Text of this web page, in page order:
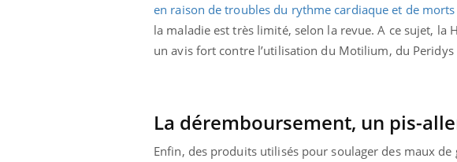
en raison de troubles du rythme cardiaque et de
la maladie est très limité, selon la revue. A ce sujet, la
un avis fort contre l’utilisation du Motilium, du
La déremboursement, un pis-
Enfin, des produits utilisés pour soulager des maux